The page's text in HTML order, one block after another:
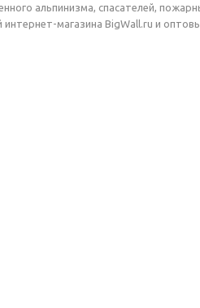
альпинизма, спасателей,
магазина BigWall.ru и